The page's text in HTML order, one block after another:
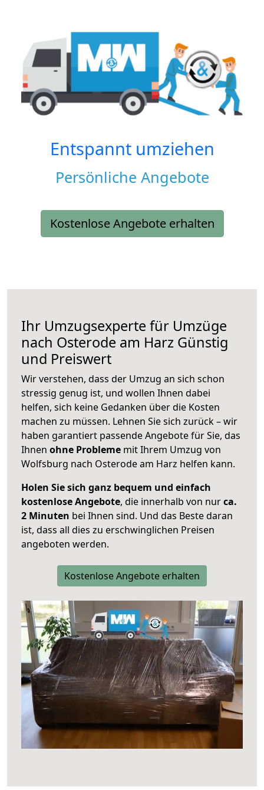
Entspannt umziehen
Persönliche Angebote
Kostenlose Angebote erhalten
Ihr Umzugsexperte für Umzüge
nach Osterode am Harz Günstig
und Preiswert
Wir verstehen, dass der Umzug an sich schon
stressig genug ist, und wollen Ihnen dabei
helfen, sich keine Gedanken über die Kosten
machen zu müssen. Lehnen Sie sich zurück – wir
haben garantiert passende Angebote für Sie, das
Ihnen ohne Probleme mit Ihrem Umzug von
Wolfsburg nach Osterode am Harz helfen kann.
Holen Sie sich ganz bequem und einfach
kostenlose Angebote, die innerhalb von nurca.
2 Minuten bei Ihnen sind. Und das Beste daran
ist, dass all dies zu erschwinglichen Preisen
angeboten werden.
Kostenlose Angebote erhalten